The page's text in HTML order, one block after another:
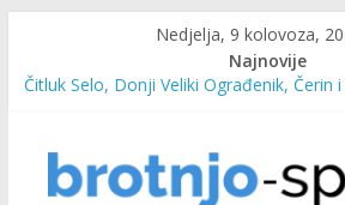
Nedjelja, 9 kolovoza,
Najnovije
Čitluk Selo, Donji Veliki Ograđenik, Čerin
Marin Čilić napredovao na ATP ljestvici
Poznati polufinalisti MNL MZ općine